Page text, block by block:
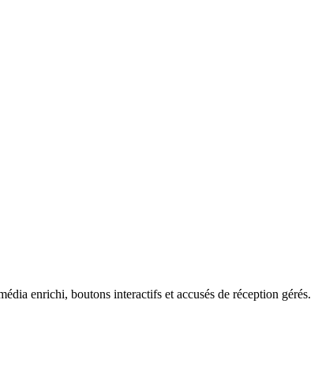
enrichi, boutons interactifs et accusés de réception gérés.